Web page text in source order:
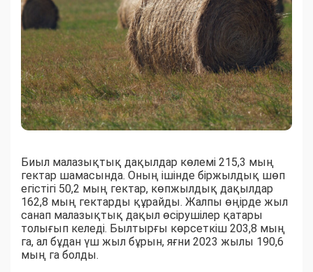
Биыл малазықтық дақылдар көлемі 215,3 мың
гектар шамасында. Оның ішінде біржылдық шөп
егістігі 50,2 мың гектар, көпжылдық дақылдар
162,8 мың гектарды құрайды. Жалпы өңірде жыл
санап малазықтық дақыл өсірушілер қатары
толығып келеді. Былтырғы көрсеткіш 203,8 мың
га, ал бұдан үш жыл бұрын, яғни 2023 жылы 190,6
мың га болды.